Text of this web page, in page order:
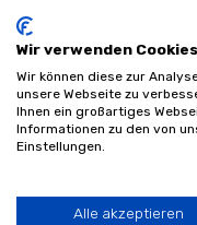
Wir verwenden Cookies
Wir können diese zur
unsere Webseite zu
Ihnen ein großartiges
Informationen zu den von
Einstellungen.
Alle akzeptieren